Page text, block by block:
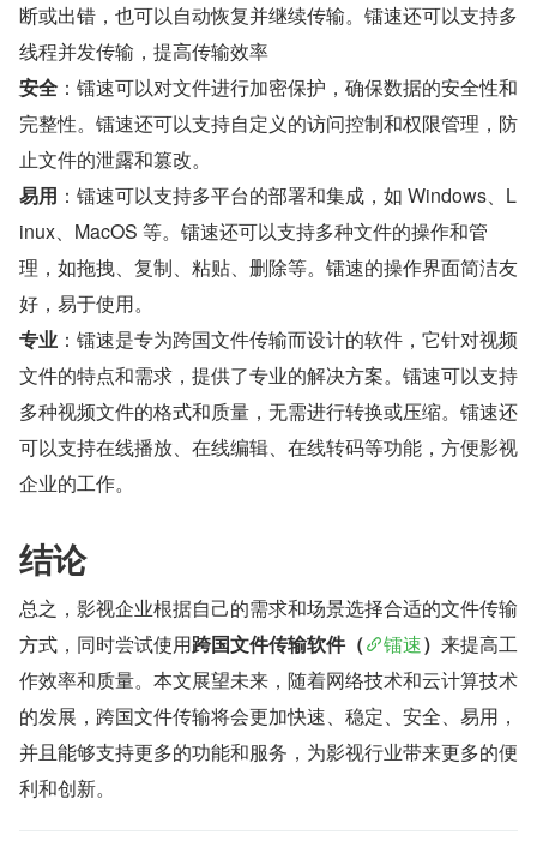
断或出错，也可以自动恢复并继续传输。镭速还可以支持多
线程并发传输，提高传输效率
安全 ：镭速可以对文件进行加密保护，确保数据的安全性和
完整性。镭速还可以支持自定义的访问控制和权限管理，防
止文件的泄露和篡改。
易用 ：镭速可以支持多平台的部署和集成，如 Windows、L
inux、MacOS 等。镭速还可以支持多种文件的操作和管
理，如拖拽、复制、粘贴、删除等。镭速的操作界面简洁友
好，易于使用。
专业 ：镭速是专为跨国文件传输而设计的软件，它针对视频
文件的特点和需求，提供了专业的解决方案。镭速可以支持
多种视频文件的格式和质量，无需进行转换或压缩。镭速还
可以支持在线播放、在线编辑、在线转码等功能，方便影视
企业的工作。
结论
总之，影视企业根据自己的需求和场景选择合适的文件传输
方式，同时尝试使用跨国文件传输软件（ 镭速） 来提高工
作效率和质量。本文展望未来，随着网络技术和云计算技术
的发展，跨国文件传输将会更加快速、稳定、安全、易用，
并且能够支持更多的功能和服务，为影视行业带来更多的便
利和创新。